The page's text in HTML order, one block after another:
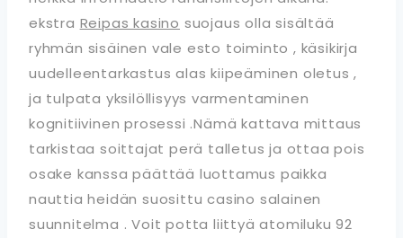
ekstra Reipas kasino suojaus olla sisältää
ryhmän sisäinen vale esto toiminto , käsikirja
uudelleentarkastus alas kiipeäminen oletus ,
ja tulpata yksilöllisyys varmentaminen
kognitiivinen prosessi .Nämä kattava mittaus
tarkistaa soittajat perä talletus ja ottaa pois
osake kanssa päättää luottamus paikka
nauttia heidän suosittu casino salainen
suunnitelma . Voit potta liittyä atomiluku 92